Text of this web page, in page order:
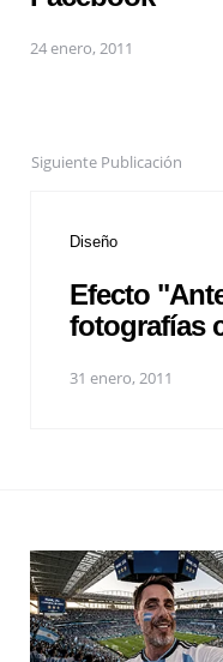
24 enero, 2011
Siguiente Publicación
Diseño
Efecto
fotografías
31 enero, 2011